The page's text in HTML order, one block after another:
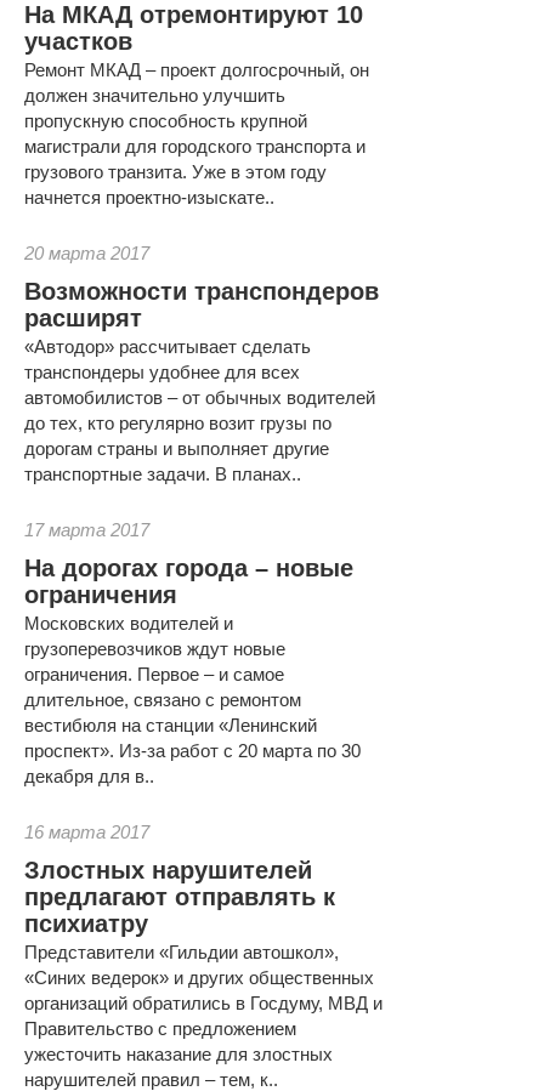
На МКАД отремонтируют 10
участков
Ремонт МКАД – проект долгосрочный, он
должен значительно улучшить
пропускную способность крупной
магистрали для городского транспорта и
грузового транзита. Уже в этом году
начнется проектно-изыскате..
20 марта 2017
Возможности транспондеров
расширят
«Автодор» рассчитывает сделать
транспондеры удобнее для всех
автомобилистов – от обычных водителей
до тех, кто регулярно возит грузы по
дорогам страны и выполняет другие
транспортные задачи. В планах..
17 марта 2017
На дорогах города – новые
ограничения
Московских водителей и
грузоперевозчиков ждут новые
ограничения. Первое – и самое
длительное, связано с ремонтом
вестибюля на станции «Ленинский
проспект». Из-за работ с 20 марта по 30
декабря для в..
16 марта 2017
Злостных нарушителей
предлагают отправлять к
психиатру
Представители «Гильдии автошкол»,
«Синих ведерок» и других общественных
организаций обратились в Госдуму, МВД и
Правительство с предложением
ужесточить наказание для злостных
нарушителей правил – тем, к..